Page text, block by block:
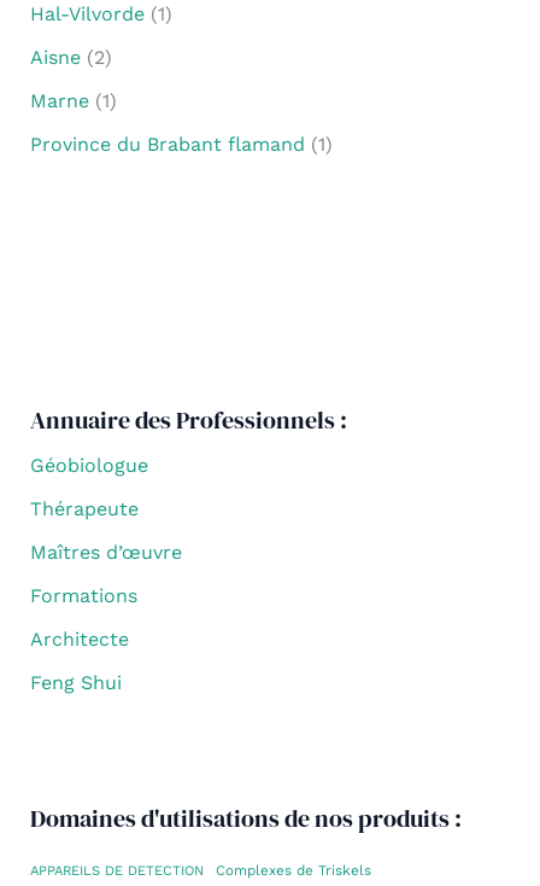
Hal-Vilvorde(1)
Aisne(2)
Marne(1)
Province du Brabant flamand (1)
Annuaire des Professionnels :
Géobiologue
Thérapeute
Maîtres d’œuvre
Formations
Architecte
Feng Shui
Domaines d'utilisations de nos produits :
APPAREILS DE DETECTION Complexes de Triskels